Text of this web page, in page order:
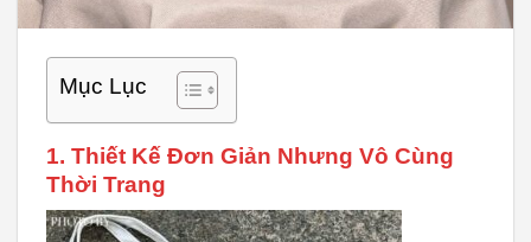
Mục Lục
1. Thiết Kế Đơn Giản Nhưng Vô Cùng
Thời Trang